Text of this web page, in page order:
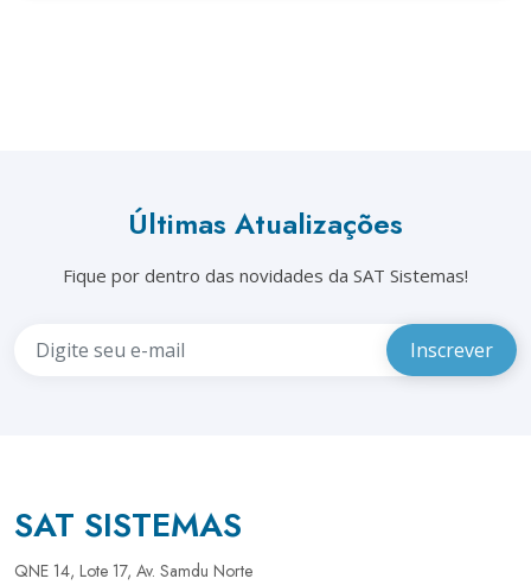
Últimas Atualizações
Fique por dentro das novidades da SAT Sistemas!
SAT SISTEMAS
QNE 14, Lote 17, Av. Samdu Norte